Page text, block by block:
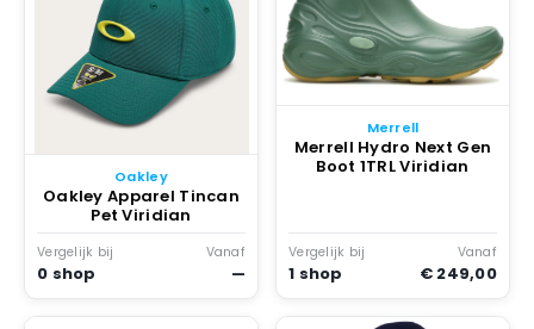
Oakley
Oakley Apparel Tincan
Pet Viridian
Vergelijk bij
0 shop
Vanaf
—
Merrell
Merrell Hydro Next Gen
Boot 1TRL Viridian
Vergelijk bij
1 shop
Vanaf
€ 249,00